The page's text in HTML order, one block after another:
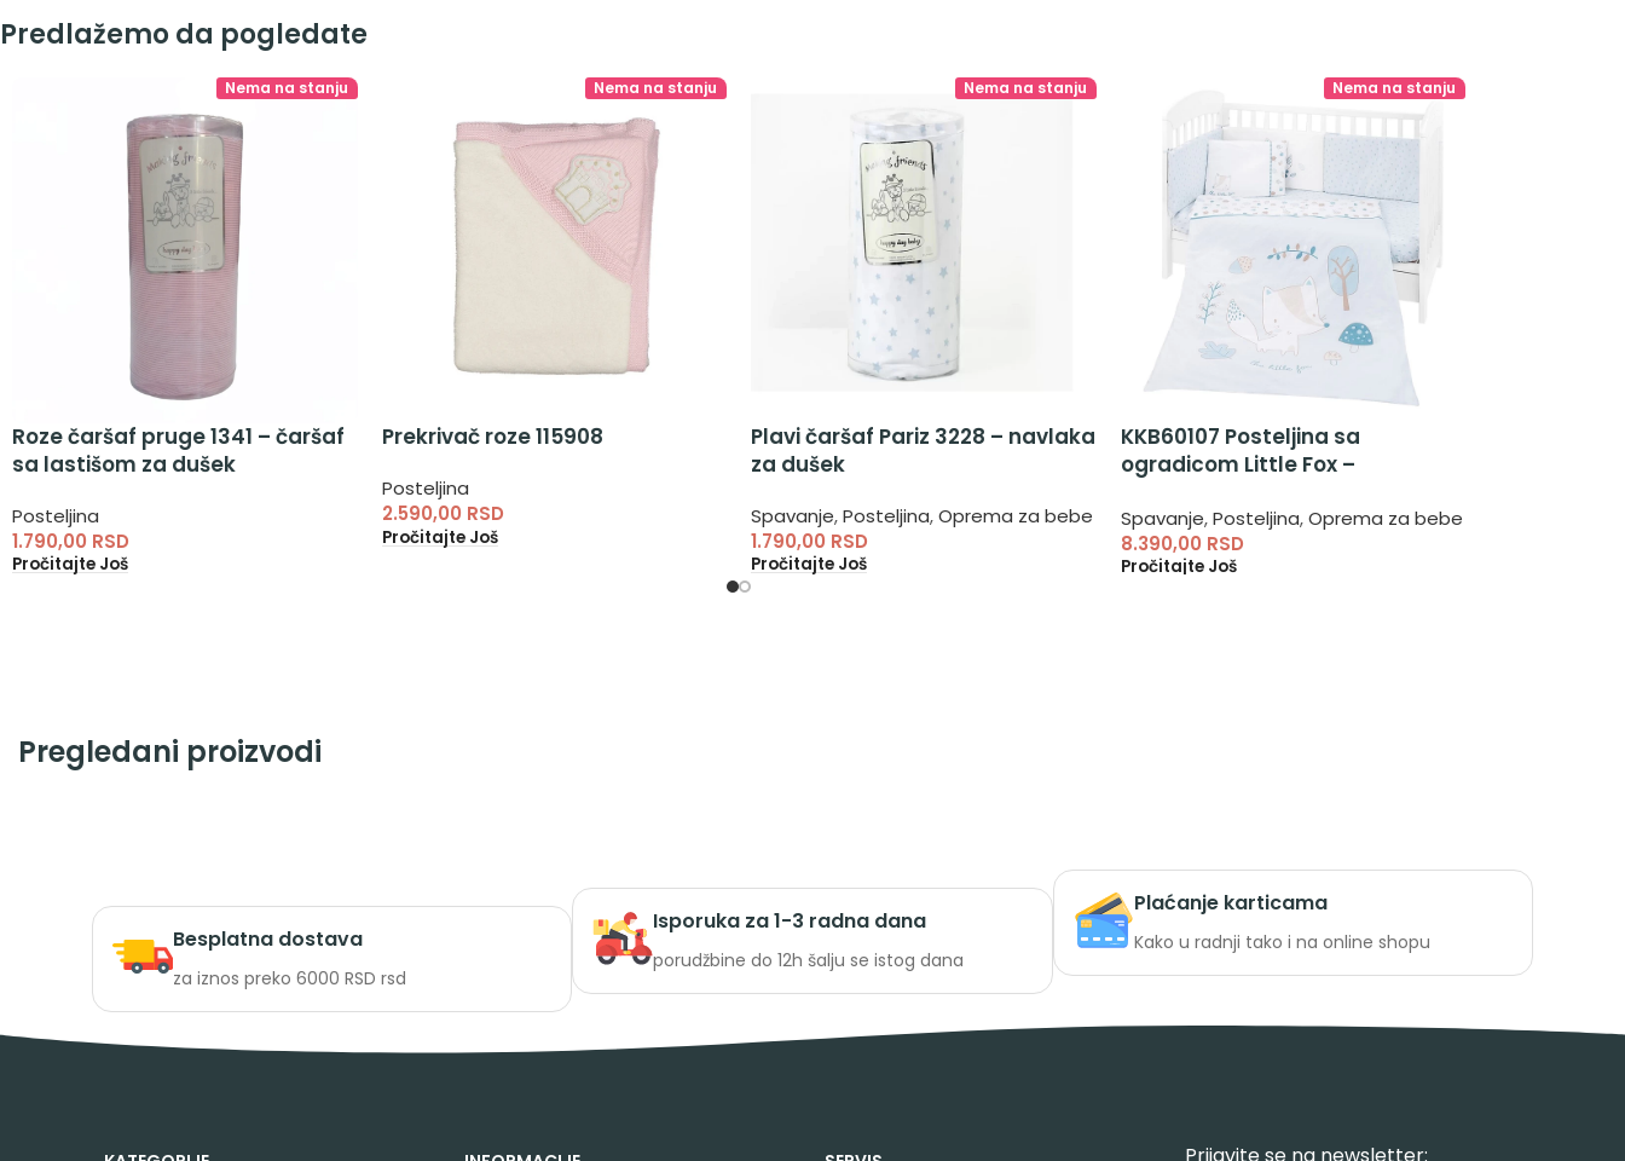
Predlažemo da pogledate
Nema na stanju
Roze čaršaf pruge 1341 – čaršaf
sa lastišom za dušek
Posteljina
1.790,00 RSD
Pročitajte Još
Nema na stanju
Prekrivač roze 115908
Posteljina
2.590,00 RSD
Pročitajte Još
Nema na stanju
Plavi čaršaf Pariz 3228 – navlaka
za dušek
Spavanje,Posteljina,Oprema za bebe
1.790,00 RSD
Pročitajte Još
Nema na stanju
KKB60107 Posteljina sa
ogradicom Little Fox –
Spavanje, Posteljina, Oprema za bebe
8.390,00 RSD
Pročitajte Još
Pregledani proizvodi
Besplatna dostava
za iznos preko 6000 RSD rsd
Isporuka za 1-3 radna dana
porudžbine do 12h šalju se istog dana
Plaćanje karticama
Kako u radnji tako i na online shopu
Prijavite se na newsletter: